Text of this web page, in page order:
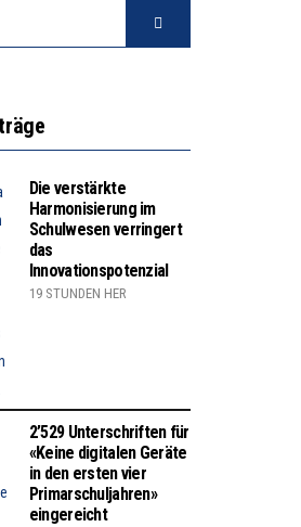
Die verstärkte
Harmonisierung im
Schulwesen verringert
das
Innovationspotenzial
19 STUNDEN HER
2’529 Unterschriften für
«Keine digitalen Geräte
in den ersten vier
Primarschuljahren»
eingereicht